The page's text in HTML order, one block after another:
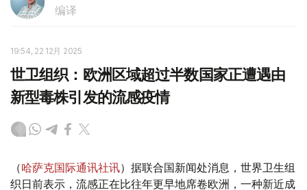
编译
19:54, 22 12月 2025
世卫组织：欧洲区域超过半数国家正遭遇由
新型毒株引发的流感疫情
（哈萨克国际通讯社讯）据联合国新闻处消息，世界卫生组
织日前表示，流感正在比往年更早地席卷欧洲，一种新近成